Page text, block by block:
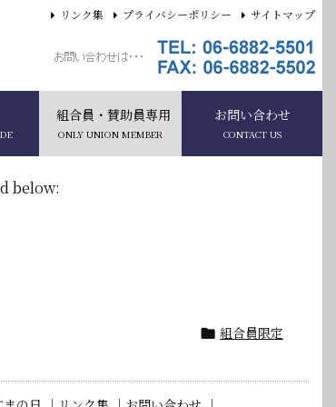
組合員・賛助員専用
ONLY UNION MEMBER
お問い合わせ
CONTACT US
リンク集 プライバシーポリシー サイトマップ
below:
 組合員限定